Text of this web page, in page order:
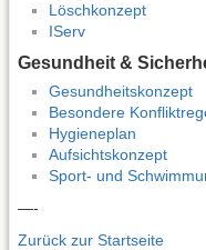
Löschkonzept
IServ
Gesundheit &
Gesundheitskonzept
Besondere
Hygieneplan
Aufsichtskonzept
Sport- und
—-
Zurück zur Startseite